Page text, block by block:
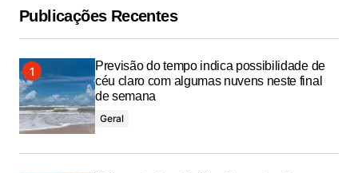
Publicações Recentes
Previsão do tempo indica possibilidade de
céu claro com algumas nuvens neste final
de semana
Geral